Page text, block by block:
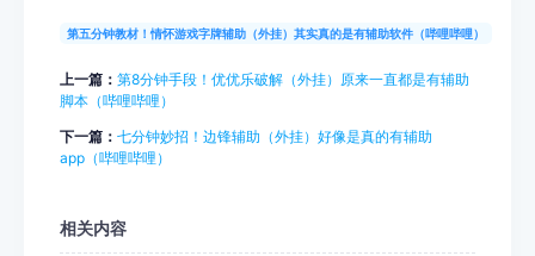
第五分钟教材！情怀游戏字牌辅助（外挂）其实真的是有辅助软件（哔哩哔哩）
上一篇： 第8分钟手段！优优乐破解（外挂）原来一直都是有辅助
脚本（哔哩哔哩）
下一篇： 七分钟妙招！边锋辅助（外挂）好像是真的有辅助
app（哔哩哔哩）
相关内容